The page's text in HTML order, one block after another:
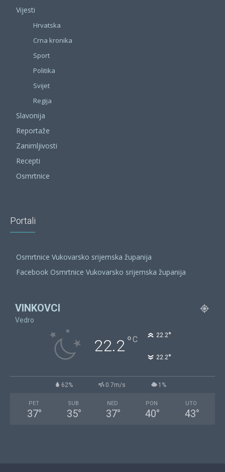
Vijesti
Hrvatska
Crna kronika
Sport
Politika
Svijet
Regija
Slavonija
Reportaže
Zanimljivosti
Recepti
Osmrtnice
Portali
Osmrtnice Vukovarsko srijemska županija
Facebook Osmrtnice Vukovarsko srijemska županija
VINKOVCI
Vedro
22.2°C 22.2°
22.2°
62% 0.7m/s 1%
PET
37°
SUB
35°
NED
37°
PON
40°
UTO
43°